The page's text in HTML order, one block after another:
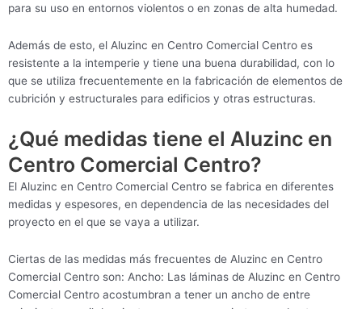
para su uso en entornos violentos o en zonas de alta humedad.
Además de esto, el Aluzinc en Centro Comercial Centro es
resistente a la intemperie y tiene una buena durabilidad, con lo
que se utiliza frecuentemente en la fabricación de elementos de
cubrición y estructurales para edificios y otras estructuras.
¿Qué medidas tiene el Aluzinc en
Centro Comercial Centro?
El Aluzinc en Centro Comercial Centro se fabrica en diferentes
medidas y espesores, en dependencia de las necesidades del
proyecto en el que se vaya a utilizar.
Ciertas de las medidas más frecuentes de Aluzinc en Centro
Comercial Centro son: Ancho: Las láminas de Aluzinc en Centro
Comercial Centro acostumbran a tener un ancho de entre